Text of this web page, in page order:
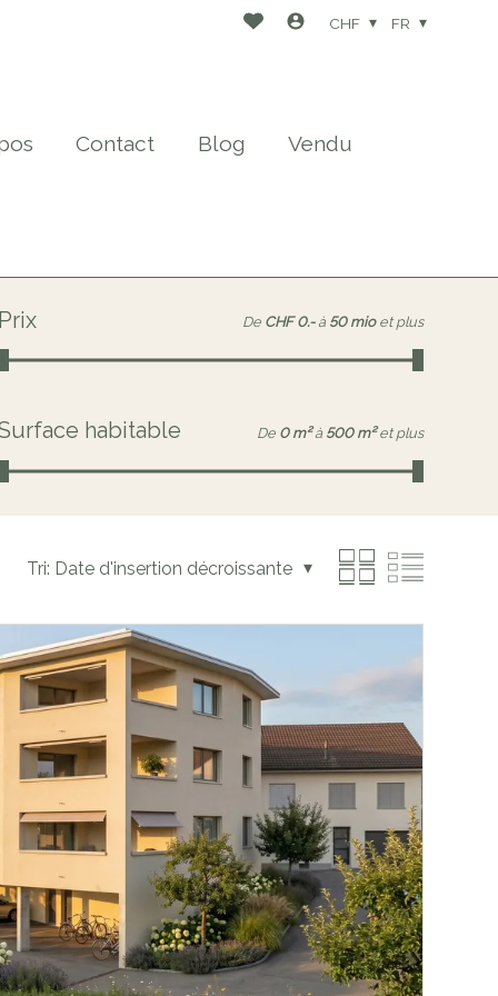
Contact Blog Vendu
CHF FR
De CHF 0.- à 50 mio et plus
habitable De 0 m² à 500 m² et plus
Tri: Date d'insertion décroissante